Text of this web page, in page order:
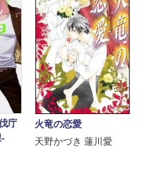
庁
‐
火竜の恋愛
天野かづき 蓮川愛